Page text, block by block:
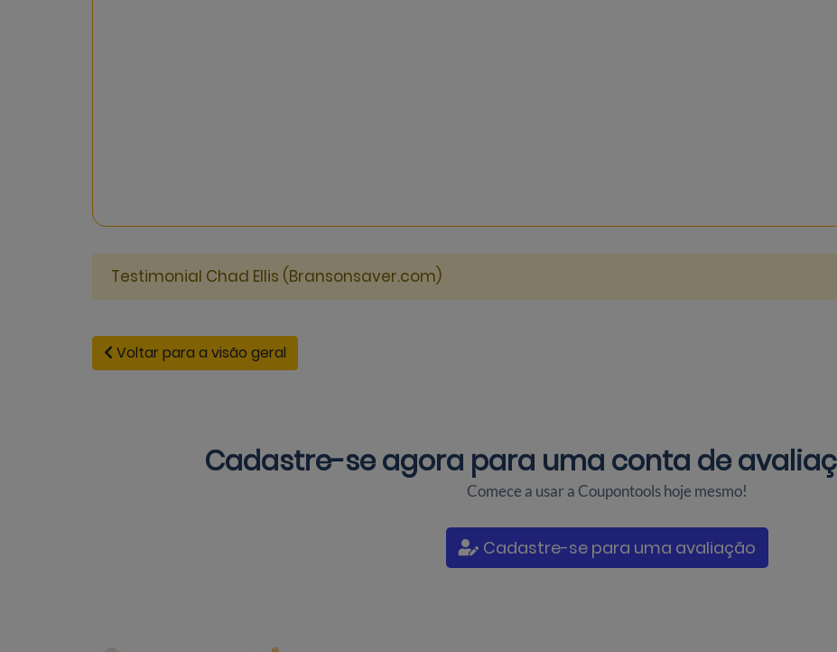
Testimonial Chad Ellis (Bransonsaver.com)
Voltar para a visão geral
Cadastre-se agora para uma conta de
Comece a usar a Coupontools hoje mesmo!
Cadastre-se para uma avaliação